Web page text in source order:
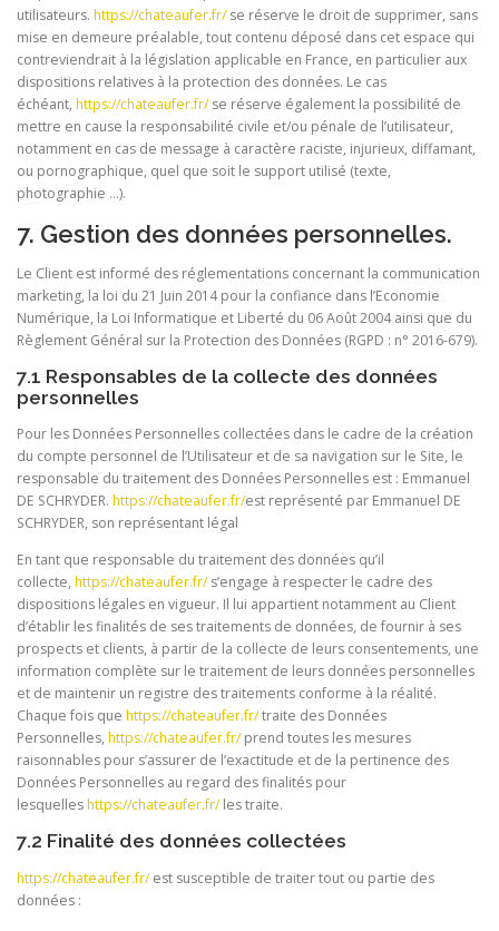
utilisateurs. https://chateaufer.fr/se réserve le droit de supprimer, sans
mise en demeure préalable, tout contenu déposé dans cet espace qui
contreviendrait à la législation applicable en France, en particulier aux
dispositions relatives à la protection des données. Le cas
échéant, https://chateaufer.fr/se réserve également la possibilité de
mettre en cause la responsabilité civile et/ou pénale de l’utilisateur,
notamment en cas de message à caractère raciste, injurieux, diffamant,
ou pornographique, quel que soit le support utilisé (texte,
photographie …).
7. Gestion des données personnelles.
Le Client est informé des réglementations concernant la communication
marketing, la loi du 21 Juin 2014 pour la confiance dans l’Economie
Numérique, la Loi Informatique et Liberté du 06 Août 2004 ainsi que du
Règlement Général sur la Protection des Données (RGPD : n° 2016-679).
7.1 Responsables de la collecte des données
personnelles
Pour les Données Personnelles collectées dans le cadre de la création
du compte personnel de l’Utilisateur et de sa navigation sur le Site, le
responsable du traitement des Données Personnelles est : Emmanuel
DE SCHRYDER. https://chateaufer.fr/est représenté par Emmanuel DE
SCHRYDER, son représentant légal
En tant que responsable du traitement des données qu’il
collecte, https://chateaufer.fr/s’engage à respecter le cadre des
dispositions légales en vigueur. Il lui appartient notamment au Client
d’établir les finalités de ses traitements de données, de fournir à ses
prospects et clients, à partir de la collecte de leurs consentements, une
information complète sur le traitement de leurs données personnelles
et de maintenir un registre des traitements conforme à la réalité.
Chaque fois que https://chateaufer.fr/traite des Données
Personnelles, https://chateaufer.fr/prend toutes les mesures
raisonnables pour s’assurer de l’exactitude et de la pertinence des
Données Personnelles au regard des finalités pour
lesquelleshttps://chateaufer.fr/les traite.
7.2 Finalité des données collectées
https://chateaufer.fr/est susceptible de traiter tout ou partie des
données :